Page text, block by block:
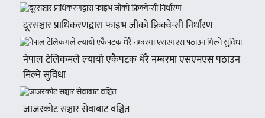
दूरसञ्चार प्राधिकरणद्वारा फाइभ जीको फ्रिक्वेन्सी निर्धारण
नेपाल टेलिकमले ल्यायो एकैपटक धेरै नम्बरमा एसएमएस पठाउन
मिल्ने सुविधा
जाजरकोट सञ्चार सेवाबाट वञ्चित